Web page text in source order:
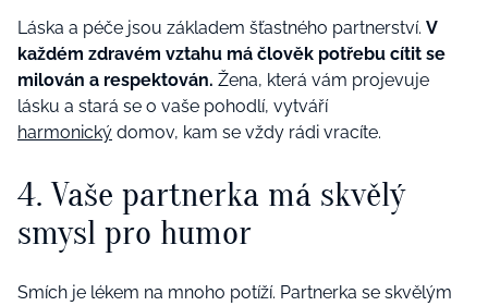
Láska a péče jsou základem šťastného partnerství. V
každém zdravém vztahu má člověk potřebu cítit se
milován a respektován. Žena, která vám projevuje
lásku a stará se o vaše pohodlí, vytváří
harmonický domov, kam se vždy rádi vracíte.
4. Vaše partnerka má skvělý
smysl pro humor
Smích je lékem na mnoho potíží. Partnerka se skvělým